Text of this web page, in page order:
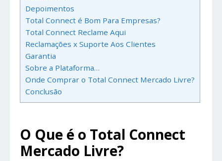
Depoimentos
Total Connect é Bom Para Empresas?
Total Connect Reclame Aqui
Reclamações x Suporte Aos Clientes
Garantia
Sobre a Plataforma…
Onde Comprar o Total Connect Mercado Livre?
Conclusão
O Que é o Total Connect
Mercado Livre?